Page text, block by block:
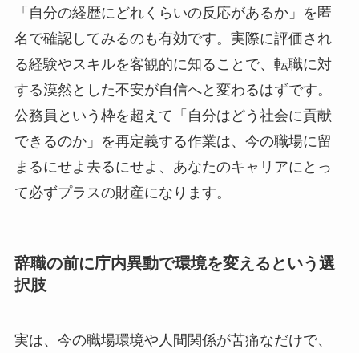
「自分の経歴にどれくらいの反応があるか」を匿
名で確認してみるのも有効です。実際に評価され
る経験やスキルを客観的に知ることで、転職に対
する漠然とした不安が自信へと変わるはずです。
公務員という枠を超えて「自分はどう社会に貢献
できるのか」を再定義する作業は、今の職場に留
まるにせよ去るにせよ、あなたのキャリアにとっ
て必ずプラスの財産になります。
辞職の前に庁内異動で環境を変えるという選
択肢
実は、今の職場環境や人間関係が苦痛なだけで、